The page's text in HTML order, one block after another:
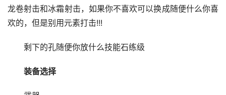
龙卷射击和冰霜射击，如果你不喜欢可以换成随便什么你喜
欢的，但是别用元素打击!!!
剩下的孔随便你放什么技能石练级
装备选择